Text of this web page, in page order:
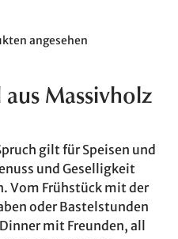
angesehen
Massivholz
gilt für Speisen und
und Geselligkeit
Vom Frühstück mit der
oder Bastelstunden
mit Freunden, all